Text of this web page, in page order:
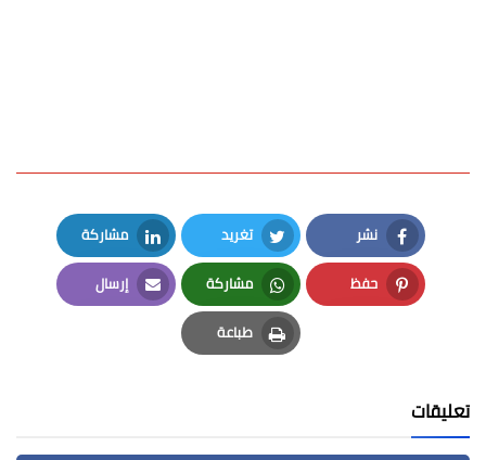
نشر
Facebook
تغريد
Twitter
مشاركة
LinkedIn
حفظ
Pinterest
مشاركة
Whatsapp
إرسال
Email
طباعة
Print
تعليقات